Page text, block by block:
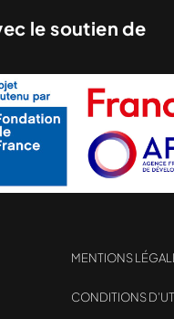
le soutien de
MENTIONS
CONDITIONS